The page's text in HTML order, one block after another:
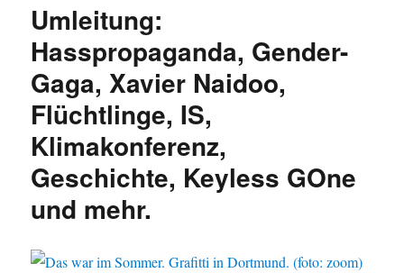
Umleitung:
Hasspropaganda, Gender-
Gaga, Xavier Naidoo,
Flüchtlinge, IS,
Klimakonferenz,
Geschichte, Keyless GOne
und mehr.